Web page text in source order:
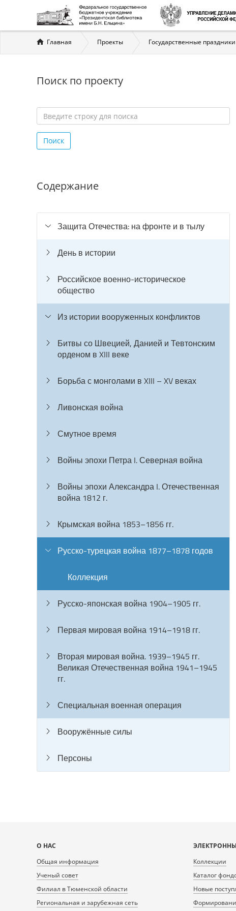
Вы
здесь
Главная Проекты Государственные
Поиск по проекту
строку
для
Поиск
Содержание
Защита Отечества: на фронте и в тылу
День в истории
Российское военно-историческое
общество
Из истории вооруженных конфликтов
Битвы со Швецией, Данией и Тевтонским
орденом в XIII веке
Борьба с монголами в XIII – XV веках
Ливонская война
Смутное время
Войны эпохи Петра I. Северная война
Войны эпохи Александра I. Отечественная
война 1812 г.
Крымская война 1853–1856 гг.
Русско-турецкая война 1877–1878 годов
Коллекция
Русско-японская война 1904–1905 гг.
Первая мировая война 1914–1918 гг.
Вторая мировая война. 1939–1945 гг.
Великая Отечественная война 1941–1945
гг.
Специальная военная операция
Вооружённые силы
Персоны
Карта
сайта
О НАС
Общая информация
Ученый совет
Филиал в Тюменской области
Региональная и зарубежная сеть
Коллекции
Каталог
Новые